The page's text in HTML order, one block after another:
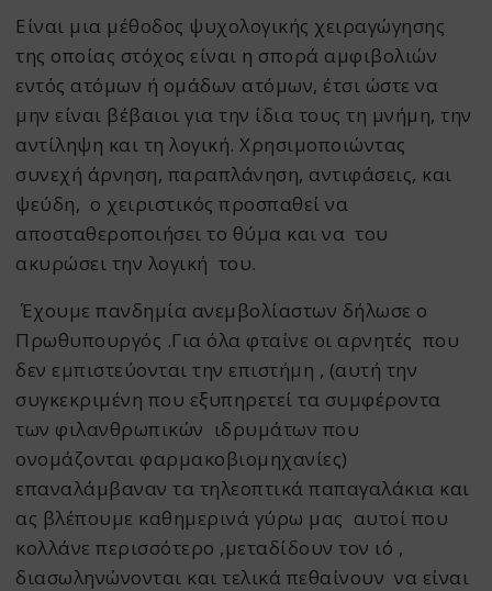
Είναι μια μέθοδος ψυχολογικής χειραγώγησης
της οποίας στόχος είναι η σπορά αμφιβολιών
εντός ατόμων ή ομάδων ατόμων, έτσι ώστε να
μην είναι βέβαιοι για την ίδια τους τη μνήμη, την
αντίληψη και τη λογική. Χρησιμοποιώντας
συνεχή άρνηση, παραπλάνηση, αντιφάσεις, και
ψεύδη, ο χειριστικός προσπαθεί να
αποσταθεροποιήσει το θύμα και να του
ακυρώσει την λογική του.
Έχουμε πανδημία ανεμβολίαστων δήλωσε ο
Πρωθυπουργός .Για όλα φταίνε οι αρνητές που
δεν εμπιστεύονται την επιστήμη , (αυτή την
συγκεκριμένη που εξυπηρετεί τα συμφέροντα
των φιλανθρωπικών ιδρυμάτων που
ονομάζονται φαρμακοβιομηχανίες)
επαναλάμβαναν τα τηλεοπτικά παπαγαλάκια και
ας βλέπουμε καθημερινά γύρω μας αυτοί που
κολλάνε περισσότερο ,μεταδίδουν τον ιό ,
διασωληνώνονται και τελικά πεθαίνουν να είναι